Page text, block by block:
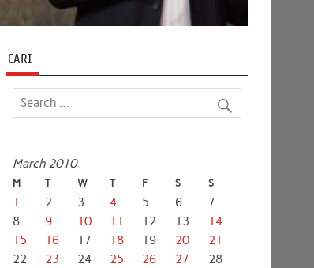
CARI
March 2010
M T W T F S S
1 2 3 4 5 6
7
8
9 10 11 12 13
14
15
16 17 18 19 20
21
22
23 24 25 26 27
28